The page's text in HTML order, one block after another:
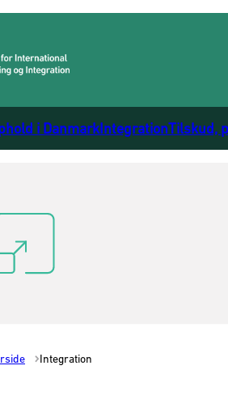
i DanmarkIntegrationTilskud,
Integration